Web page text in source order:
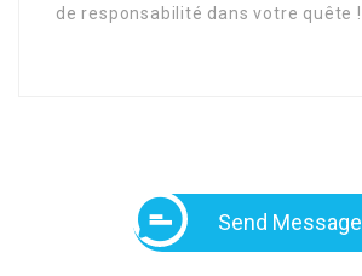
de responsabilité dans votre quête !
Send Message